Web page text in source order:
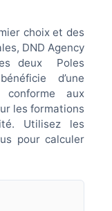
choix et des
DND Agency
deux Poles
d’une
conforme aux
les formations
Utilisez les
pour calculer